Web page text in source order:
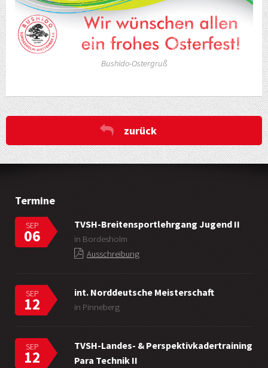
Bushido-Ostergruß
zurück
Termine
SEP
06
TVSH-Breitensportlehrgang Jugend II
in Bordesholm
Ausschreibung
SEP
12
int. Norddeutsche Meisterschaft
in Pinneberg
SEP
12
TVSH-Landes- & Perspektivkadertraining
Para Technik II